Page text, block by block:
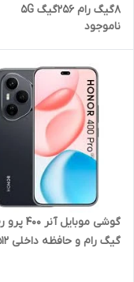
8گیگ رام 256گیگ 5G
ناموجود